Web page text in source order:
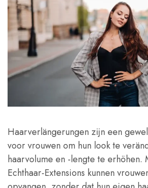
Haarverlängerungen zijn een
voor vrouwen om hun look te
haarvolume en -lengte te erhöhen.
Echthaar-Extensions kunnen